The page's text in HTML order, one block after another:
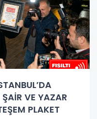
VE YAZAR
PLAKET